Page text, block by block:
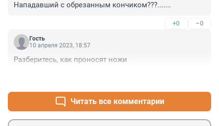
Нападавший с обрезанным кончиком???.......
+0 –0
Гость
10 апреля 2023, 18:57
Разберитесь, как проносят ножи
Читать все комментарии